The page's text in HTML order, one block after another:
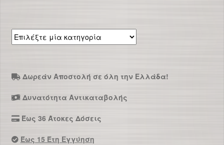
Επιλέξτε
μία
Δωρεάν Αποστολή σε όλη την Ελλάδα!
Δυνατότητα Αντικαταβολής
Έως 36 Άτοκες Δόσεις
Έως 15 Έτη Εγγύηση